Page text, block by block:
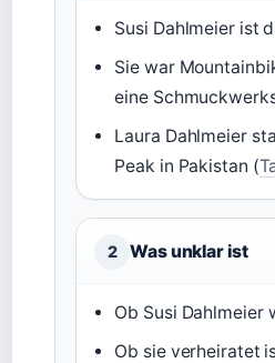
Susi Dahlmeier ist
Sie war
eine
Laura Dahlmeier
Peak in Pakistan (
2 Was unklar ist
Ob Susi Dahlmeier
Ob sie verheiratet